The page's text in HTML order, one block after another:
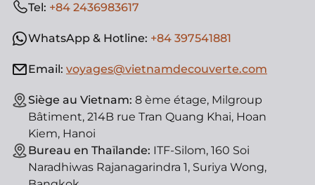
Tel: +84 2436983617
WhatsApp & Hotline: +84 397541881
Email: voyages@vietnamdecouverte.com
Siège au Vietnam: 8 ème étage, Milgroup
Bâtiment, 214B rue Tran Quang Khai, Hoan
Kiem, Hanoi
Bureau en Thaïlande: ITF-Silom, 160 Soi
Naradhiwas Rajanagarindra 1, Suriya Wong,